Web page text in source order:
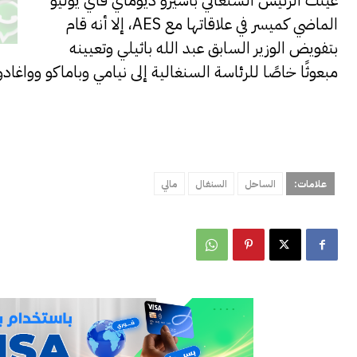
الماضي كميسر في علاقاتها مع AES، إلا أنه قام
بتفويض الوزير السابق عبد الله باثيلي وتعيينه
مبعوثًا خاصًا للرئاسة السنغالية إلى نيامي وباماكو
علامات: الساحل السنغال مالي